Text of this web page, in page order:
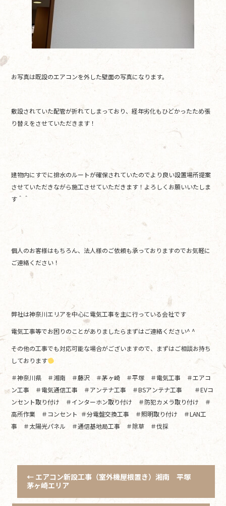
お写真は既設のエアコンを外した壁面の写真になります。
敷設されていた配管が折れてしまっており、経年劣化もひどかったため張
り替えをさせていただきます！
建物内にすでに排水のルートが確保されていたのでより良い設置場所提案
させていただきながら施工させていただきます！よろしくお願いいたしま
す＾＾
個人のお客様はもちろん、法人様のご依頼も承っておりますのでお気軽に
ご連絡ください！
弊社は神奈川エリアを中心に電気工事を主に行っている会社です
電気工事等でお困りのことがありましたらまずはご連絡ください^ ^
その他の工事でも対応可能な場合がございますので、まずはご相談お持ち
しております
＃神奈川県 ＃湘南 ＃藤沢 ＃茅ヶ崎 ＃平塚 ＃電気工事 ＃エアコ
ン工事 ＃電気通信工事 ＃アンテナ工事 ＃BSアンテナ工事 ＃EVコ
ンセント取り付け ＃インターホン取り付け ＃防犯カメラ取り付け ＃
高所作業 ＃コンセント ＃分電盤交換工事 ＃照明取り付け ＃LAN工
事 ＃太陽光パネル ＃通信基地局工事 ＃除草 ＃伐採
← エアコン新設工事（室外機屋根置き）湘南 平塚
茅ヶ崎エリア